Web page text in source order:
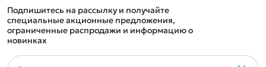
Подпишитесь на рассылку и получайте
специальные акционные предложения,
ограниченные распродажи и информацию о
новинках